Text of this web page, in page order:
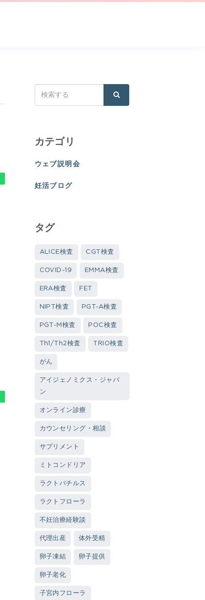
カテゴリ
ウェブ説明会
妊活ブログ
タグ
ALICE検査 CGT検査
COVID-19 EMMA検査
ERA検査 FET
NIPT検査 PGT-A検査
PGT-M検査 POC検査
Th1/Th2検査 TRIO検査
がん
アイジェノミクス・ジャパ
ン
オンライン診療
カウンセリング・相談
サプリメント
ミトコンドリア
ラクトバチルス
ラクトフローラ
不妊治療経験談
代理出産 体外受精
卵子凍結 卵子提供
卵子老化
子宮内フローラ